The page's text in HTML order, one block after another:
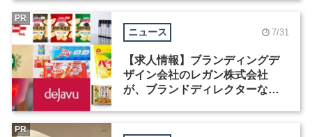
ニュース 7/31
【求人情報】ブランディングデ
ザイン会社のレガン株式会社
が、ブランドディレクターなど3
PR
PR